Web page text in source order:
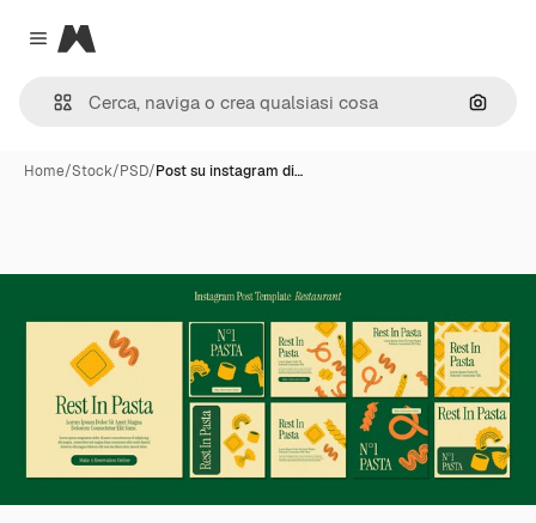
Close menu
Magnific
Cerca
Home/Stock/PSD/Post su instagram di…